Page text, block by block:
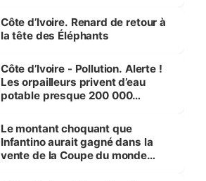
Côte d’Ivoire. Renard de retour à
la tête des Éléphants
Côte d’Ivoire - Pollution. Alerte !
Les orpailleurs privent d’eau
potable presque 200 000
Le montant choquant que
Infantino aurait gagné dans la
vente de la Coupe du monde